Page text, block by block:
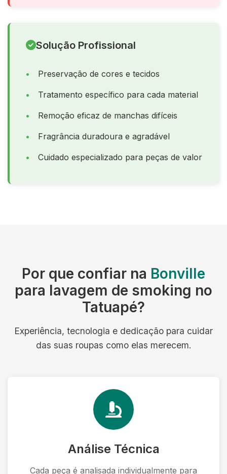
Solução Profissional
Preservação de cores e tecidos
Tratamento específico para cada material
Remoção eficaz de manchas difíceis
Fragrância duradoura e agradável
Cuidado especializado para peças de valor
Por que confiar na Bonville
para lavagem de smoking no
Tatuapé?
Experiência, tecnologia e dedicação para cuidar
das suas roupas como elas merecem.
Análise Técnica
Cada peça é analisada individualmente para